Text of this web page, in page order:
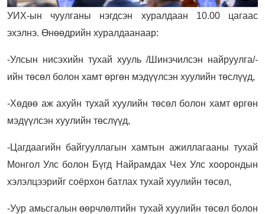
УИХ-ын чуулганы нэгдсэн хуралдаан 10.00 цагаас
эхэлнэ. Өнөөдрийн хуралдаанаар:
-Улсын нисэхийн тухай хууль /Шинэчилсэн найруулга/-
ийн төсөл болон хамт өргөн мэдүүлсэн хуулийн төслүүд,
-Хөдөө аж ахуйн тухай хуулийн төсөл болон хамт өргөн
мэдүүлсэн хуулийн төслүүд,
-Цагдаагийн байгууллагын хамтын ажиллагааны тухай
Монгол Улс болон Бүгд Найрамдах Чех Улс хоорондын
хэлэлцээрийг соёрхон батлах тухай хуулийн төсөл,
-Уур амьсгалын өөрчлөлтийн тухай хуулийн төсөл болон